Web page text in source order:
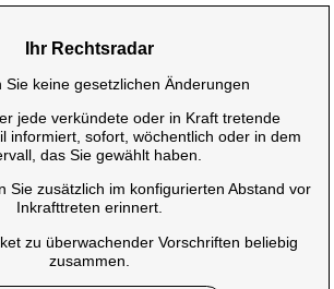
Ihr Rechtsradar
Sie keine gesetzlichen Änderungen
jede verkündete oder in Kraft tretende
informiert, sofort, wöchentlich oder in dem
das Sie gewählt haben.
Sie zusätzlich im konfigurierten Abstand vor
Inkrafttreten erinnert.
zu überwachender Vorschriften beliebig
zusammen.